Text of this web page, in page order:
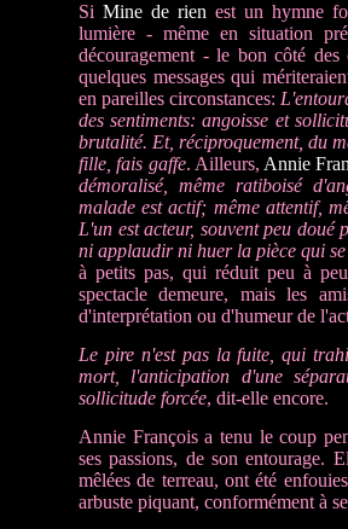
Si Mine de rien est un hymne
lumière - même en situation
découragement - le bon côté
quelques messages qui
en pareilles circonstances:
des sentiments: angoisse et
brutalité. Et, réciproquement, du
fille, fais gaffe. Ailleurs, Annie
démoralisé, même ratiboisé
malade est actif; même attentif,
L'un est acteur, souvent peu
ni applaudir ni huer la pièce qui se
à petits pas, qui réduit peu à
spectacle demeure, mais les
d'interprétation ou d'humeur de
Le pire n'est pas la fuite, qui
mort, l'anticipation d'une
sollicitude forcée, dit-elle encore.
Annie François a tenu le coup
ses passions, de son entourage.
mêlées de terreau, ont été
arbuste piquant, conformément à